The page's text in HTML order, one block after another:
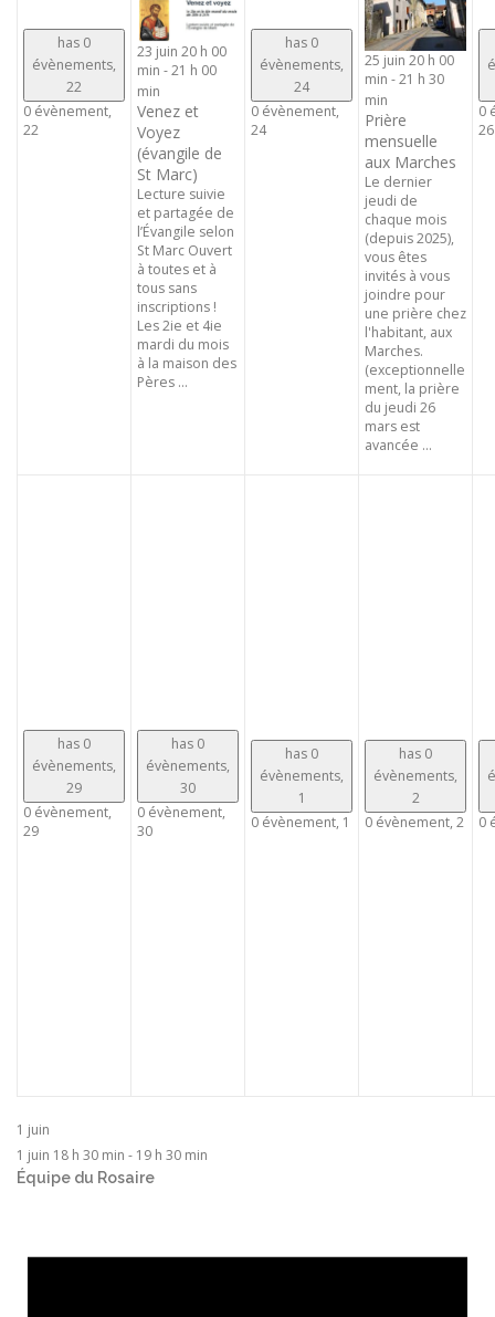
has 0
évènements,
22
0 évènement,
22
23 juin 20 h 00
min -21 h 00
min
Venez et
Voyez
(évangile de
St Marc)
Lecture suivie
et partagée de
l’Évangile selon
St Marc Ouvert
à toutes et à
tous sans
inscriptions !
Les 2ie et 4ie
mardi du mois
à la maison des
Pères ...
has 0
évènements,
24
0 évènement,
24
25 juin 20 h 00
min -21 h 30
min
Prière
mensuelle
aux Marches
Le dernier
jeudi de
chaque mois
(depuis 2025),
vous êtes
invités à vous
joindre pour
une prière chez
l'habitant, aux
Marches.
(exceptionnelle
ment, la prière
du jeudi 26
mars est
avancée ...
0
26
has 0
évènements,
29
0 évènement,
29
has 0
évènements,
30
0 évènement,
30
has 0
évènements,
1
0 évènement, 1
has 0
évènements,
2
0 évènement, 2 0
1 juin
1 juin 18 h 30 min - 19 h 30 min
Équipe du Rosaire